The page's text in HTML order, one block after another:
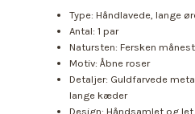
Type: Håndlavede, lange
Antal: 1 par
Natursten: Fersken
Motiv: Åbne roser
Detaljer: Guldfarvede
lange kæder
Design: Håndsamlet og